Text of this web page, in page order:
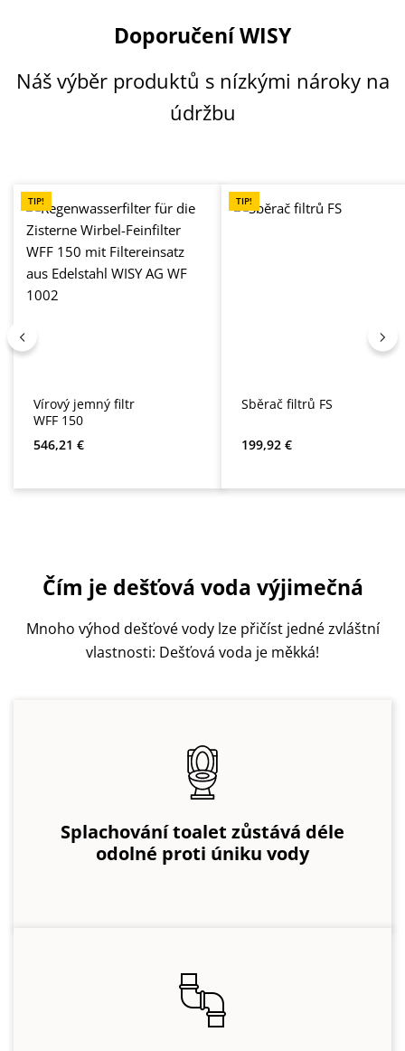
Doporučení WISY
Náš výběr produktů s nízkými nároky na
údržbu
TIP!
Vírový jemný filtr
WFF 150
Běžná cena:
546,21 €
TIP!
Sběrač filtrů FS
Běžná cena:
199,92 €
Čím je dešťová voda výjimečná
Mnoho výhod dešťové vody lze přičíst jedné zvláštní
vlastnosti: Dešťová voda je měkká!
Splachování toalet zůstává déle
odolné proti úniku vody